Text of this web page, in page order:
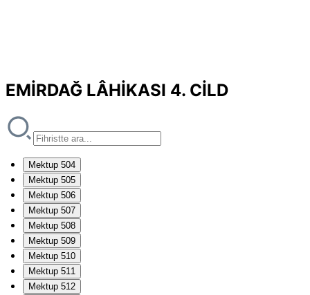
EMİRDAĞ LÂHİKASI 4. CİLD
Mektup 504
Mektup 505
Mektup 506
Mektup 507
Mektup 508
Mektup 509
Mektup 510
Mektup 511
Mektup 512